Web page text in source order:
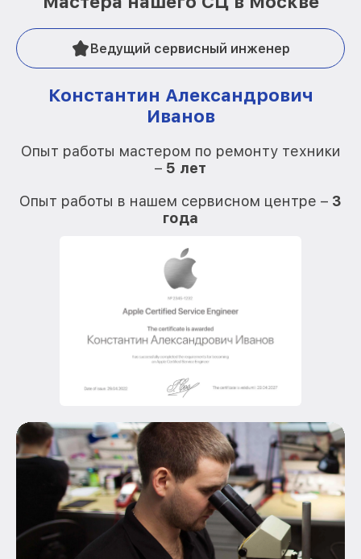
Ведущий сервисный инженер
Константин Александрович
Иванов
Опыт работы мастером по ремонту техники
– 5 лет
Опыт работы в нашем сервисном центре – 3
года